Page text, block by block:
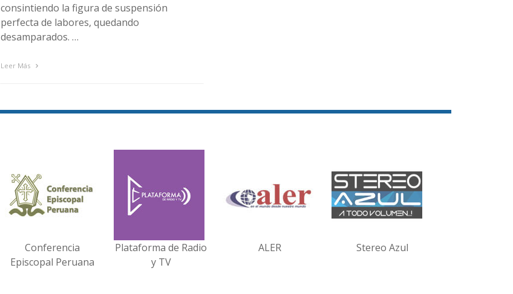
consintiendo la figura de suspensión
perfecta de labores, quedando
desamparados. …
Leer Más
Conferencia
Episcopal Peruana
Plataforma de Radio
y TV
ALER Stereo Azul